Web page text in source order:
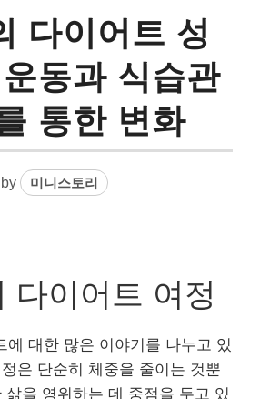
다이어트 성
동과 식습관
통한 변화
by 미니스토리
다이어트 여정
에 대한 많은 이야기를 나누고 있
은 단순히 체중을 줄이는 것뿐
삶을 영위하는 데 중점을 두고 있